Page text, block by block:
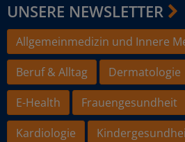
UNSERE NEWSLETTER
Allgemeinmedizin und Innere
Beruf & Alltag
Dermatologie
E-Health
Frauengesundheit
Kardiologie